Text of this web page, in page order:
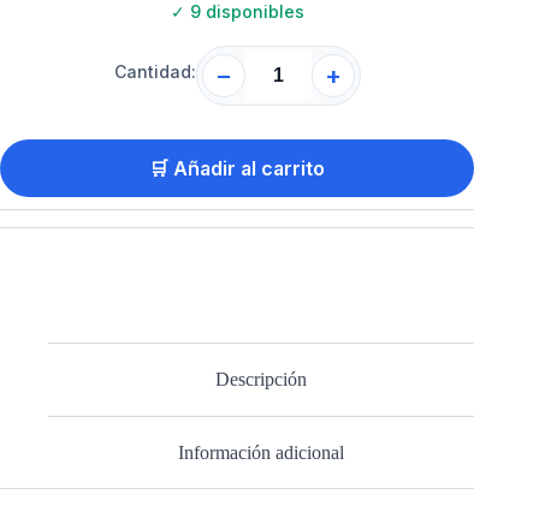
✓ 9 disponibles
Cantidad: − +
🛒 Añadir al carrito
Descripción
Información adicional